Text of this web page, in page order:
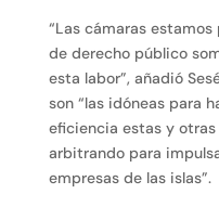
“Las cámaras
de derecho público
esta labor”, añadió
son “las idóneas para
eficiencia estas y
arbitrando para
empresas de las islas”.